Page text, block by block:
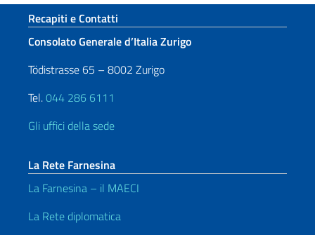
Sezione footer
Recapiti e Contatti
Consolato Generale d’Italia Zurigo
Tödistrasse 65 – 8002 Zurigo
Tel.044 286 6111
Gli uffici della sede
La Rete Farnesina
La Farnesina – il MAECI
La Rete diplomatica